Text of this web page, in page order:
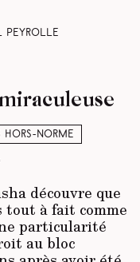
Peyrolle
hors-norme
découvre que
tout à fait comme
particularité
au bloc